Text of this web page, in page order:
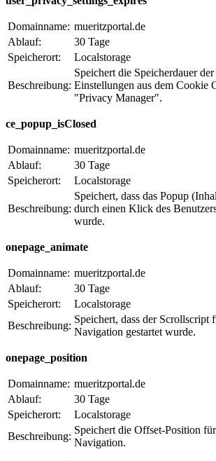
Domainname: mueritzportal.de
Ablauf:
30 Tage
Speicherort:
Localstorage
Beschreibung:
Speichert die Speicherdauer
Einstellungen aus dem Cookie
"Privacy Manager".
ce_popup_isClosed
Domainname: mueritzportal.de
Ablauf:
30 Tage
Speicherort:
Localstorage
Beschreibung:
Speichert, dass das Popup
durch einen Klick des
wurde.
onepage_animate
Domainname: mueritzportal.de
Ablauf:
30 Tage
Speicherort:
Localstorage
Beschreibung:
Speichert, dass der Scrollscript
Navigation gestartet wurde.
onepage_position
Domainname: mueritzportal.de
Ablauf:
30 Tage
Speicherort:
Localstorage
Beschreibung:
Speichert die Offset-Position
Navigation.